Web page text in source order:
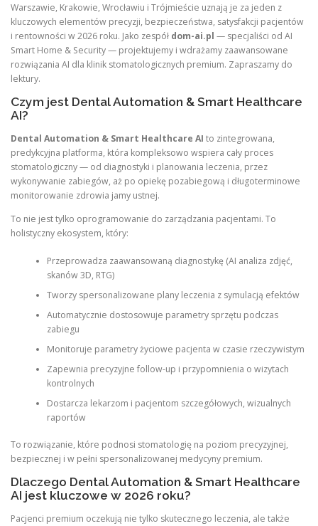
Warszawie, Krakowie, Wrocławiu i Trójmieście uznają je za jeden z
kluczowych elementów precyzji, bezpieczeństwa, satysfakcji pacjentów
i rentowności w 2026 roku. Jako zespół dom-ai.pl — specjaliści od AI
Smart Home & Security — projektujemy i wdrażamy zaawansowane
rozwiązania AI dla klinik stomatologicznych premium. Zapraszamy do
lektury.
Czym jest Dental Automation & Smart Healthcare
AI?
Dental Automation & Smart Healthcare AI to zintegrowana,
predykcyjna platforma, która kompleksowo wspiera cały proces
stomatologiczny — od diagnostyki i planowania leczenia, przez
wykonywanie zabiegów, aż po opiekę pozabiegową i długoterminowe
monitorowanie zdrowia jamy ustnej.
To nie jest tylko oprogramowanie do zarządzania pacjentami. To
holistyczny ekosystem, który:
Przeprowadza zaawansowaną diagnostykę (AI analiza zdjęć,
skanów 3D, RTG)
Tworzy spersonalizowane plany leczenia z symulacją efektów
Automatycznie dostosowuje parametry sprzętu podczas
zabiegu
Monitoruje parametry życiowe pacjenta w czasie rzeczywistym
Zapewnia precyzyjne follow-up i przypomnienia o wizytach
kontrolnych
Dostarcza lekarzom i pacjentom szczegółowych, wizualnych
raportów
To rozwiązanie, które podnosi stomatologię na poziom precyzyjnej,
bezpiecznej i w pełni spersonalizowanej medycyny premium.
Dlaczego Dental Automation & Smart Healthcare
AI jest kluczowe w 2026 roku?
Pacjenci premium oczekują nie tylko skutecznego leczenia, ale także